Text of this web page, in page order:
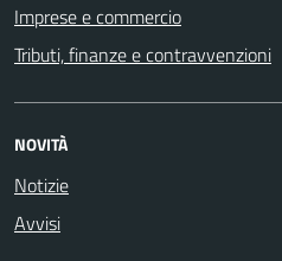
Imprese e commercio
Tributi, finanze e contravvenzioni
NOVITÀ
Notizie
Avvisi